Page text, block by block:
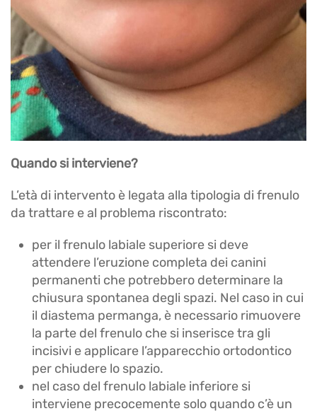
Quando si interviene?
L’età di intervento è legata alla tipologia di frenulo
da trattare e al problema riscontrato:
per il frenulo labiale superiore si deve
attendere l’eruzione completa dei canini
permanenti che potrebbero determinare la
chiusura spontanea degli spazi. Nel caso in cui
il diastema permanga, è necessario rimuovere
la parte del frenulo che si inserisce tra gli
incisivi e applicare l’apparecchio ortodontico
per chiudere lo spazio.
nel caso del frenulo labiale inferiore si
interviene precocemente solo quando c’è un